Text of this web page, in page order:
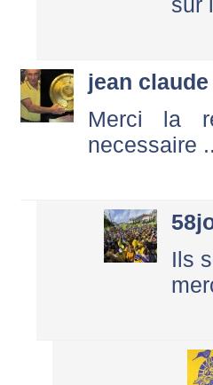
jean claude
Merci la
necessaire
Ils